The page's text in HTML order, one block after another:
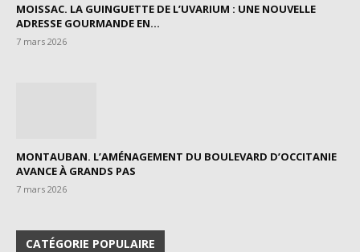
MOISSAC. LA GUINGUETTE DE L’UVARIUM : UNE NOUVELLE
ADRESSE GOURMANDE EN...
7 mars 2026
MONTAUBAN. L’AMÉNAGEMENT DU BOULEVARD D’OCCITANIE
AVANCE À GRANDS PAS
7 mars 2026
CATÉGORIE POPULAIRE